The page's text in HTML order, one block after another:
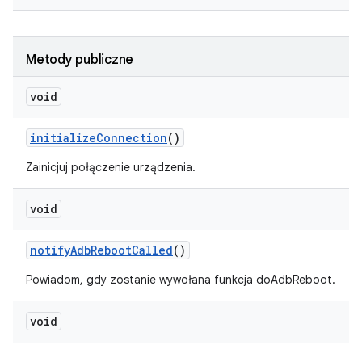
Metody publiczne
void
initializeConnection()
Zainicjuj połączenie urządzenia.
void
notifyAdbRebootCalled()
Powiadom, gdy zostanie wywołana funkcja doAdbReboot.
void